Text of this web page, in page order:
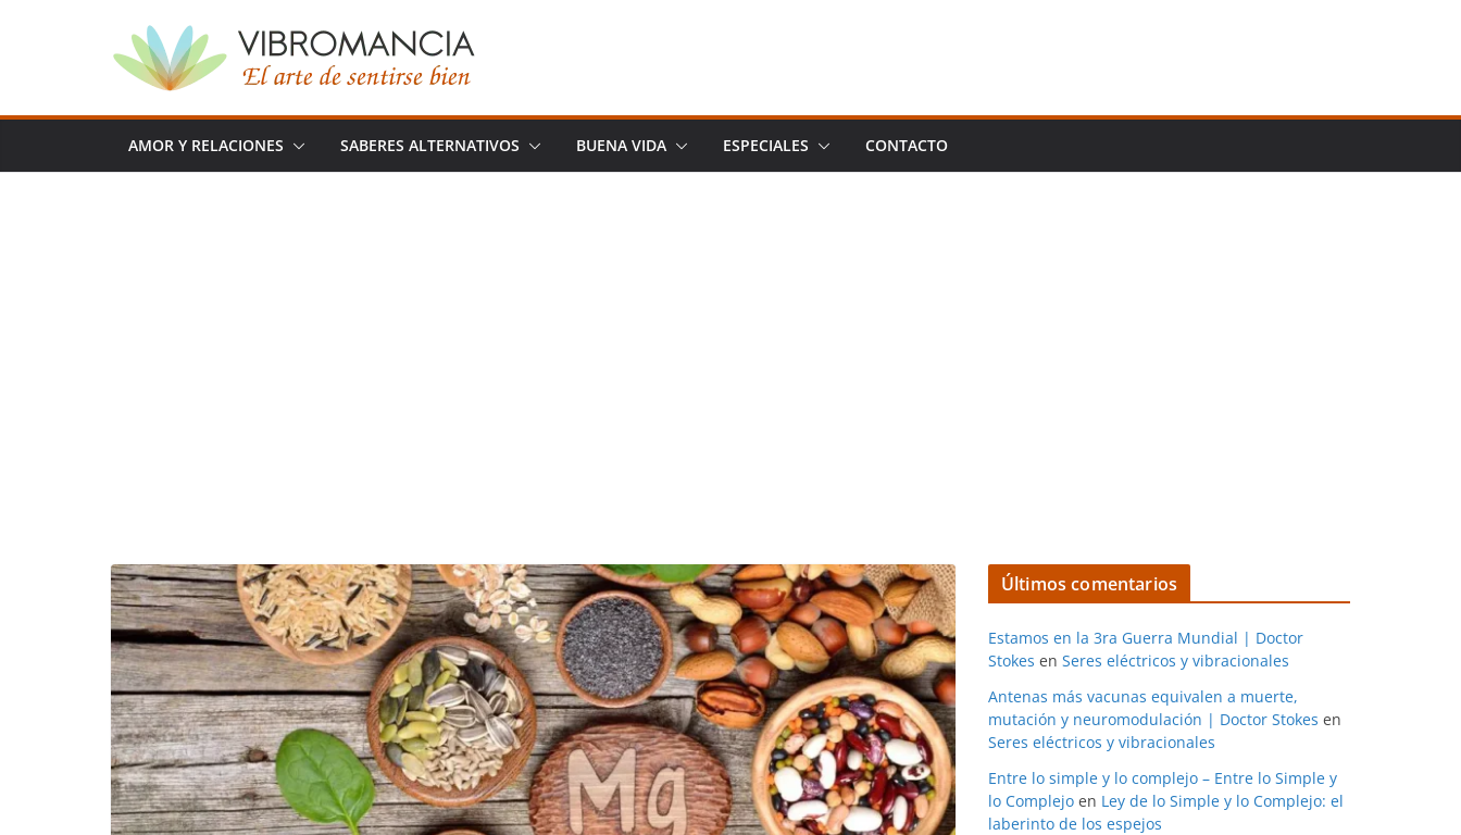
AMOR Y RELACIONES SABERES ALTERNATIVOS BUENA VIDA ESPECIALES CONTACTO
Últimos comentarios
Estamos en la 3ra Guerra Mundial | Doctor
Stokes en Seres eléctricos y vibracionales
Antenas más vacunas equivalen a muerte,
mutación y neuromodulación | Doctor Stokes en
Seres eléctricos y vibracionales
Entre lo simple y lo complejo – Entre lo Simple y
lo Complejo en Ley de lo Simple y lo Complejo: el
laberinto de los espejos